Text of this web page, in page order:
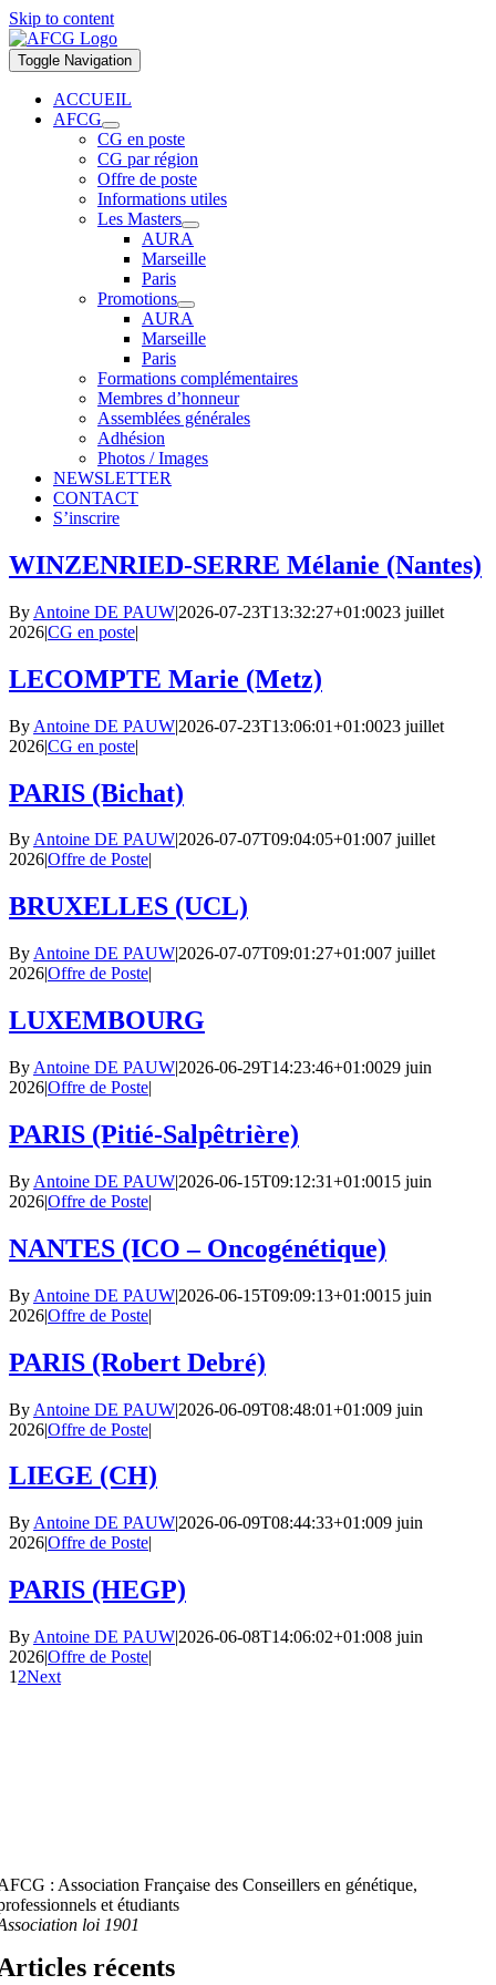
Skip to content
Toggle Navigation
ACCUEIL
AFCG
CG en poste
CG par région
Offre de poste
Informations utiles
Les Masters
AURA
Marseille
Paris
Promotions
AURA
Marseille
Paris
Formations complémentaires
Membres d’honneur
Assemblées générales
Adhésion
Photos / Images
NEWSLETTER
CONTACT
S’inscrire
WINZENRIED-SERRE Mélanie (Nantes)
By Antoine DE PAUW|2026-07-23T13:32:27+01:0023 juillet
2026|CG en poste|
LECOMPTE Marie (Metz)
By Antoine DE PAUW|2026-07-23T13:06:01+01:0023 juillet
2026|CG en poste|
PARIS (Bichat)
ByAntoine DE PAUW|2026-07-07T09:04:05+01:007 juillet
2026|Offre de Poste|
BRUXELLES (UCL)
By Antoine DE PAUW|2026-07-07T09:01:27+01:007 juillet
2026|Offre de Poste|
LUXEMBOURG
By Antoine DE PAUW|2026-06-29T14:23:46+01:0029 juin
2026|Offre de Poste|
PARIS (Pitié-Salpêtrière)
By Antoine DE PAUW|2026-06-15T09:12:31+01:0015 juin
2026|Offre de Poste|
NANTES (ICO – Oncogénétique)
By Antoine DE PAUW|2026-06-15T09:09:13+01:0015 juin
2026|Offre de Poste|
PARIS (Robert Debré)
By Antoine DE PAUW|2026-06-09T08:48:01+01:009 juin
2026|Offre de Poste|
LIEGE (CH)
By Antoine DE PAUW|2026-06-09T08:44:33+01:009 juin
2026|Offre de Poste|
PARIS (HEGP)
By Antoine DE PAUW|2026-06-08T14:06:02+01:008 juin
2026|Offre de Poste|
1 2Next
: Association Française des Conseillers en génétique,
et étudiants
loi 1901
récents